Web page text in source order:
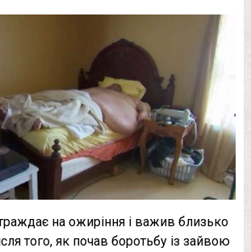
на ожиріння і важив близько
того, як почав боротьбу із зайвою